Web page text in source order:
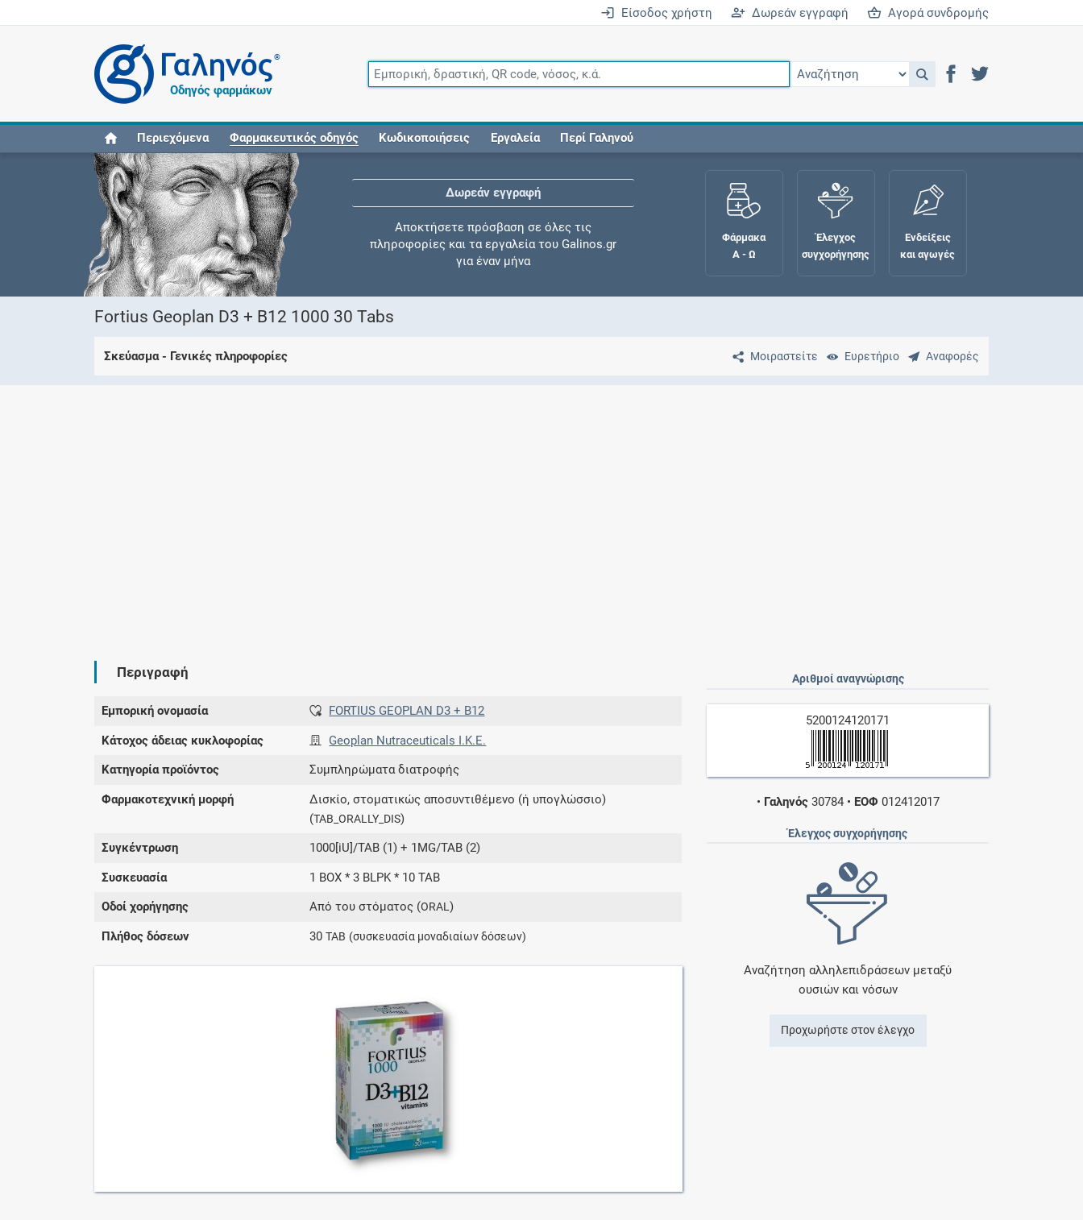
Είσοδος χρήστη Δωρεάν εγγραφή Αγορά συνδρομής
®
Οδηγός φαρμάκων
Περιεχόμενα Φαρμακευτικός οδηγός Κωδικοποιήσεις Εργαλεία Περί Γαληνού
Δωρεάν εγγραφή
Αποκτήσετε πρόσβαση σε όλες τις
πληροφορίες και τα εργαλεία του Galinos.gr
για έναν μήνα
Μάθετε περισσότερα για τα οφέλη και τις
επιπλέον παροχές των συνδρομητικών
προγραμμάτων
Μοιραζόμαστε μαζί σας γεγονότα της
πορείας του Galinos.gr από το 2011 μέχρι
Φάρμακα
Α - Ω
Έλεγχος
συγχορήγησης
Ενδείξεις
και αγωγές
Fortius Geoplan D3 + B12 1000 30 Tabs
Μοιραστείτε Ευρετήριο Αναφορές
Σκεύασμα - Γενικές πληροφορίες
Περιγραφή
Εμπορική ονομασία FORTIUS GEOPLAN D3 + B12
Κάτοχος άδειας κυκλοφορίας Geoplan Nutraceuticals Ι.Κ.Ε.
Κατηγορία προϊόντος Συμπληρώματα διατροφής
Φαρμακοτεχνική μορφή
Δισκίο, στοματικώς αποσυντιθέμενο (ή υπογλώσσιο)
(TAB_ORALLY_DIS)
Συγκέντρωση 1000[iU]/TAB (1) + 1MG/TAB (2)
Συσκευασία 1 BOX * 3 BLPK * 10 TAB
Οδοί χορήγησης Από του στόματος (ORAL)
Πλήθος δόσεων 30TAB (συσκευασία μοναδιαίων δόσεων)
Αριθμοί αναγνώρισης
5200124120171
• Γαληνός30784 • ΕΟΦ 012412017
Έλεγχος συγχορήγησης
Αναζήτηση αλληλεπιδράσεων μεταξύ
ουσιών και νόσων
Προχωρήστε στον έλεγχο